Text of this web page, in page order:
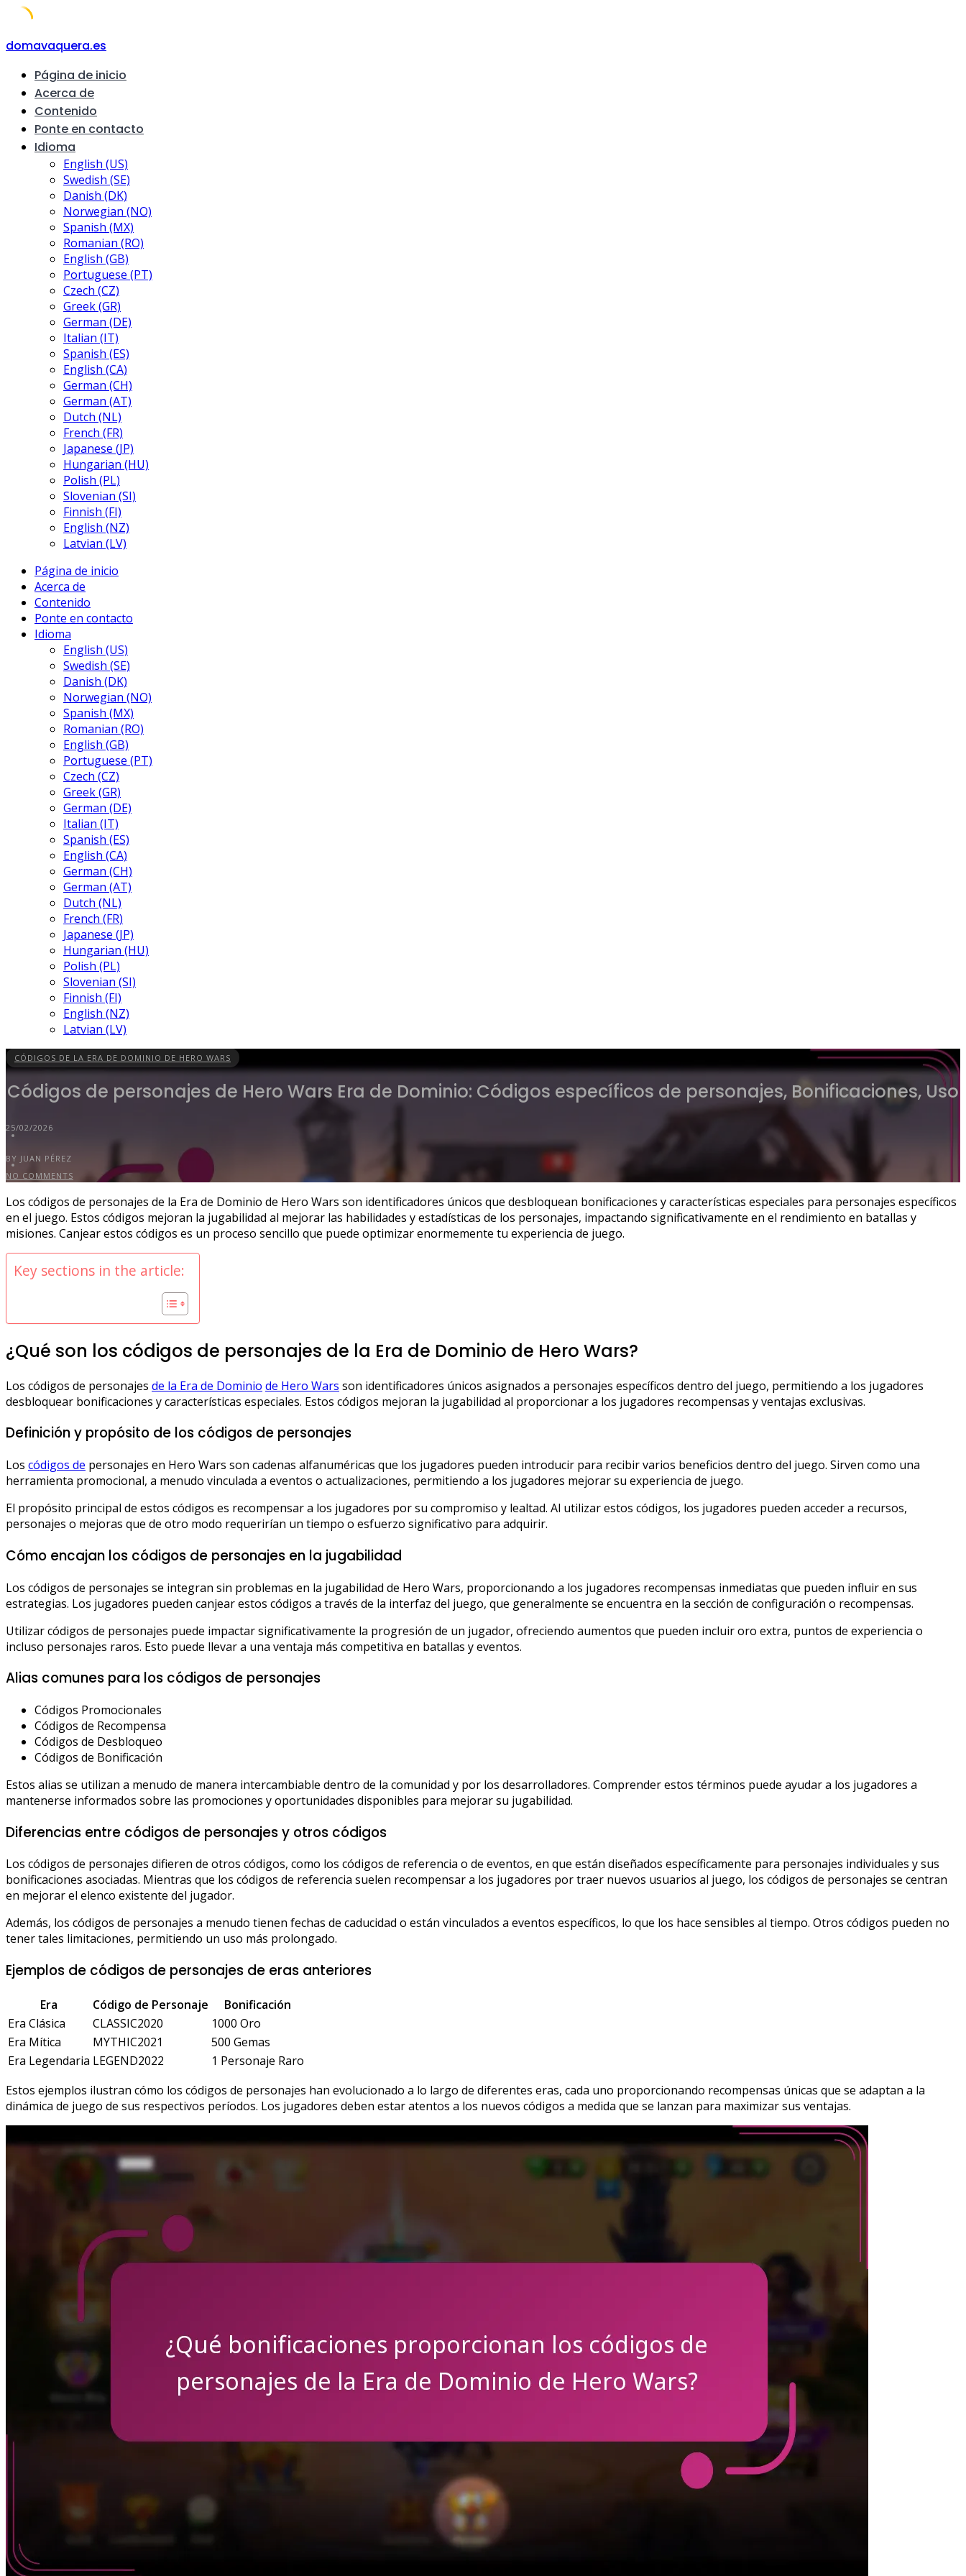
Skip
content
domavaquera.es
Página de inicio
Acerca de
Contenido
Ponte en contacto
Idioma
English (US)
Swedish (SE)
Danish (DK)
Norwegian (NO)
Spanish (MX)
Romanian (RO)
English (GB)
Portuguese (PT)
Czech (CZ)
Greek (GR)
German (DE)
Italian (IT)
Spanish (ES)
English (CA)
German (CH)
German (AT)
Dutch (NL)
French (FR)
Japanese (JP)
Hungarian (HU)
Polish (PL)
Slovenian (SI)
Finnish (FI)
English (NZ)
Latvian (LV)
Página de inicio
Acerca de
Contenido
Ponte en contacto
Idioma
English (US)
Swedish (SE)
Danish (DK)
Norwegian (NO)
Spanish (MX)
Romanian (RO)
English (GB)
Portuguese (PT)
Czech (CZ)
Greek (GR)
German (DE)
Italian (IT)
Spanish (ES)
English (CA)
German (CH)
German (AT)
Dutch (NL)
French (FR)
Japanese (JP)
Hungarian (HU)
Polish (PL)
Slovenian (SI)
Finnish (FI)
English (NZ)
Latvian (LV)
CÓDIGOS DE LA ERA DE DOMINIO DE HERO WARS
Códigos de personajes de Hero Wars Era de Dominio: Códigos específicos de personajes, Bonificaciones, Uso
25/02/2026
BY JUAN PÉREZ
NO COMMENTS
Los códigos de personajes de la Era de Dominio de Hero Wars son identificadores únicos que desbloquean bonificaciones y características especiales para personajes específicos
en el juego. Estos códigos mejoran la jugabilidad al mejorar las habilidades y estadísticas de los personajes, impactando significativamente en el rendimiento en batallas y
misiones. Canjear estos códigos es un proceso sencillo que puede optimizar enormemente tu experiencia de juego.
Key sections in the article:
¿Qué son los códigos de personajes de la Era de Dominio de Hero Wars?
Los códigos de personajes de la Era de Dominio de Hero Wars son identificadores únicos asignados a personajes específicos dentro del juego, permitiendo a los jugadores
desbloquear bonificaciones y características especiales. Estos códigos mejoran la jugabilidad al proporcionar a los jugadores recompensas y ventajas exclusivas.
Definición y propósito de los códigos de personajes
Los códigos de personajes en Hero Wars son cadenas alfanuméricas que los jugadores pueden introducir para recibir varios beneficios dentro del juego. Sirven como una
herramienta promocional, a menudo vinculada a eventos o actualizaciones, permitiendo a los jugadores mejorar su experiencia de juego.
El propósito principal de estos códigos es recompensar a los jugadores por su compromiso y lealtad. Al utilizar estos códigos, los jugadores pueden acceder a recursos,
personajes o mejoras que de otro modo requerirían un tiempo o esfuerzo significativo para adquirir.
Cómo encajan los códigos de personajes en la jugabilidad
Los códigos de personajes se integran sin problemas en la jugabilidad de Hero Wars, proporcionando a los jugadores recompensas inmediatas que pueden influir en sus
estrategias. Los jugadores pueden canjear estos códigos a través de la interfaz del juego, que generalmente se encuentra en la sección de configuración o recompensas.
Utilizar códigos de personajes puede impactar significativamente la progresión de un jugador, ofreciendo aumentos que pueden incluir oro extra, puntos de experiencia o
incluso personajes raros. Esto puede llevar a una ventaja más competitiva en batallas y eventos.
Alias comunes para los códigos de personajes
Códigos Promocionales
Códigos de Recompensa
Códigos de Desbloqueo
Códigos de Bonificación
Estos alias se utilizan a menudo de manera intercambiable dentro de la comunidad y por los desarrolladores. Comprender estos términos puede ayudar a los jugadores a
mantenerse informados sobre las promociones y oportunidades disponibles para mejorar su jugabilidad.
Diferencias entre códigos de personajes y otros códigos
Los códigos de personajes difieren de otros códigos, como los códigos de referencia o de eventos, en que están diseñados específicamente para personajes individuales y sus
bonificaciones asociadas. Mientras que los códigos de referencia suelen recompensar a los jugadores por traer nuevos usuarios al juego, los códigos de personajes se centran
en mejorar el elenco existente del jugador.
Además, los códigos de personajes a menudo tienen fechas de caducidad o están vinculados a eventos específicos, lo que los hace sensibles al tiempo. Otros códigos pueden no
tener tales limitaciones, permitiendo un uso más prolongado.
Ejemplos de códigos de personajes de eras anteriores
Era Código de Personaje
Bonificación
Era Clásica
CLASSIC2020
1000 Oro
Era Mítica
MYTHIC2021
500 Gemas
Era Legendaria LEGEND2022
1 Personaje Raro
Estos ejemplos ilustran cómo los códigos de personajes han evolucionado a lo largo de diferentes eras, cada uno proporcionando recompensas únicas que se adaptan a la
dinámica de juego de sus respectivos períodos. Los jugadores deben estar atentos a los nuevos códigos a medida que se lanzan para maximizar sus ventajas.